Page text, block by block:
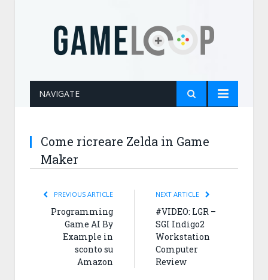
NAVIGATE
Come ricreare Zelda in Game
Maker
PREVIOUS ARTICLE
Programming
Game AI By
Example in
sconto su
Amazon
NEXT ARTICLE
#VIDEO: LGR –
SGI Indigo2
Workstation
Computer
Review